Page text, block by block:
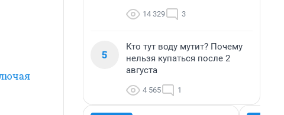
14 329 3
5
Кто тут воду мутит? Почему
нельзя купаться после 2
августа
4 565 1